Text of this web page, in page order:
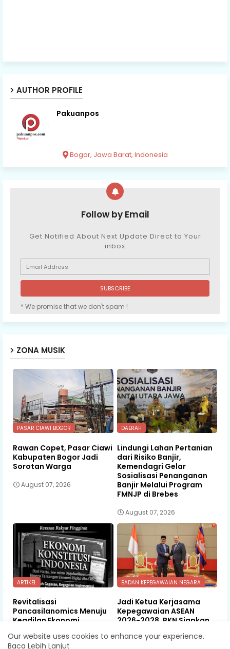
AUTHOR PROFILE
Pakuanpos
Bogor, Jawa Barat, Indonesia
Follow by Email
Get Notified About Next Update Direct to Your
inbox
* We promise that we don't spam !
ZONA MUSIK
PASAR CIAWI BOGOR
Rawan Copet, Pasar Ciawi
Kabupaten Bogor Jadi
Sorotan Warga
August 07, 2026
DAERAH
Lindungi Lahan Pertanian
dari Risiko Banjir,
Kemendagri Gelar
Sosialisasi Penanganan
Banjir Melalui Program
FMNJP di Brebes
August 07, 2026
ARTIKEL
Revitalisasi
Pancasilanomics Menuju
Keadilan Ekonomi
BADAN KEPEGAWAIAN NEGARA
Jadi Ketua Kerjasama
Kepegawaian ASEAN
2026-2028, BKN Siapkan
Kolaborasi ASN ASEAN
Our website uses cookies to enhance your experience.
Baca Lebih Lanjut